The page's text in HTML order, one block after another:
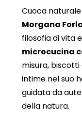
Cuoca
Morgana
filosofia di vita
microcucina
misura,
intime nel suo
guidata da
della natura.